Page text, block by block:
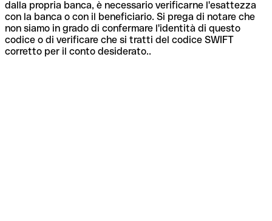
dalla propria banca, è necessario verificarne l'esattezza
con la banca o con il beneficiario. Si prega di notare che
non siamo in grado di confermare l'identità di questo
codice o di verificare che si tratti del codice SWIFT
corretto per il conto desiderato..